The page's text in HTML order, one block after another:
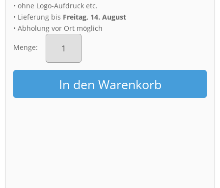
• ohne Logo-Aufdruck etc.
• Lieferung bis Freitag, 14. August
• Abholung vor Ort möglich
Menge:
Poster
(00328)
in
der
Bastei
MengeIn den Warenkorb